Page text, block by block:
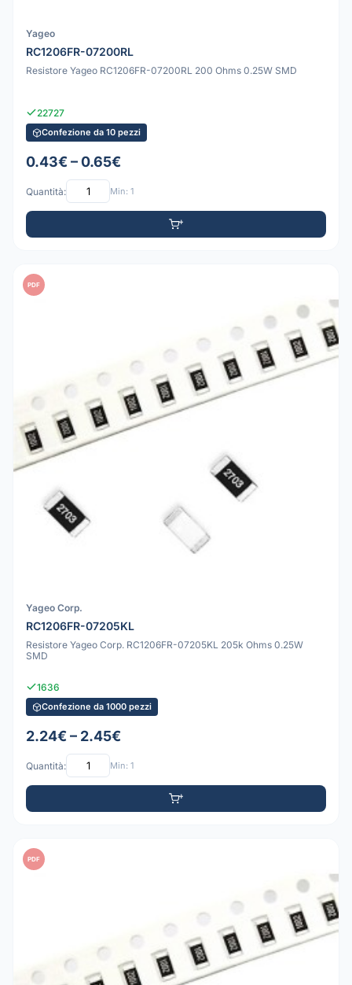
Yageo
RC1206FR-07200RL
Resistore Yageo RC1206FR-07200RL 200 Ohms 0.25W SMD
22727
Confezione da 10 pezzi
0.43€ – 0.65€
Quantità: Min: 1
PDF
Yageo Corp.
RC1206FR-07205KL
Resistore Yageo Corp. RC1206FR-07205KL 205k Ohms 0.25W
SMD
1636
Confezione da 1000 pezzi
2.24€ – 2.45€
Quantità: Min: 1
PDF